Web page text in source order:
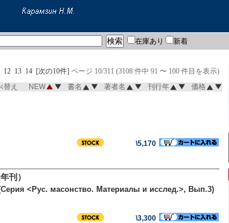
在庫あり 新着
12 13 14 [次の10件] ページ 10/311 (3108 件中 91 〜 100 件目を表示)
替え NEW 書名 著者名 刊行年 価格
\5,170
刊）
<Рус. масонство. Материалы и исслед.>, Вып.3)
\3,300